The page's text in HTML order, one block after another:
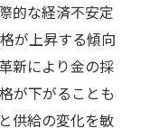
的な経済不安定
が上昇する傾向
新により金の採
が下がることも
供給の変化を敏